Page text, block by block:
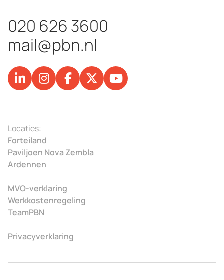
020 626 3600
mail@pbn.nl
Locaties:
Forteiland
Paviljoen Nova Zembla
Ardennen
MVO-verklaring
Werkkostenregeling
TeamPBN
Privacyverklaring